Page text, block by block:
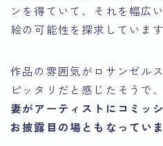
ンを得ていて、それを幅広
絵の可能性を探求しています
作品の雰囲気がロサンゼル
ピッタリだと感じたそうで、
妻がアーティストにコミッ
お披露目の場ともなってい